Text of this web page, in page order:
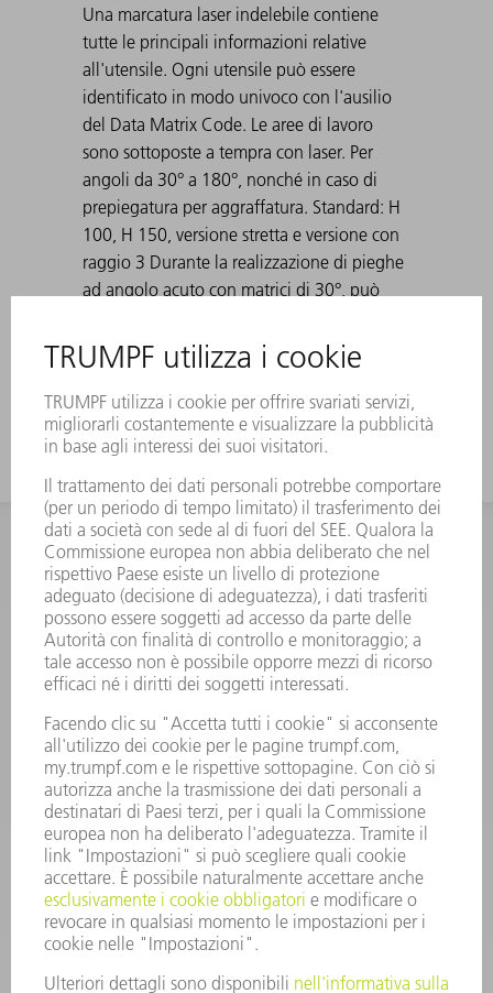
Una marcatura laser indelebile contiene
tutte le principali informazioni relative
all'utensile. Ogni utensile può essere
identificato in modo univoco con l'ausilio
del Data Matrix Code. Le aree di lavoro
sono sottoposte a tempra con laser. Per
angoli da 30° a 180°, nonché in caso di
prepiegatura per aggraffatura. Standard: H
100, H 150, versione stretta e versione con
raggio 3 Durante la realizzazione di pieghe
ad angolo acuto con matrici di 30°, può
incastrata nella matrice. Gli ausili di
espulsione TRUMPF risolvono questo
problema.
INFORMAZIONE
Domande frequenti
Condizioni generali di contratto
CONTATTO
RICAMBI TRUMPF ITALIA
lunedì a venerdì: 08:30 – 18:00
ricambi@trumpf.com
CONTATTO
UTENSILI TRUMPF ITALIA
+39 02 48489482
lunedì a venerdì: 08:00 – 18:00
utensili@trumpf.com